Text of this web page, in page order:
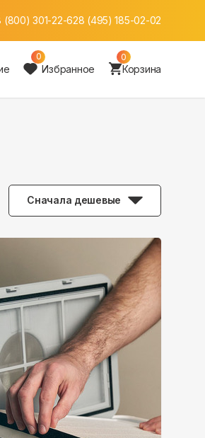
(800) 301-22-628 (495) 185-02-02
0
Избранное
0
Корзина
Сначала дешевые